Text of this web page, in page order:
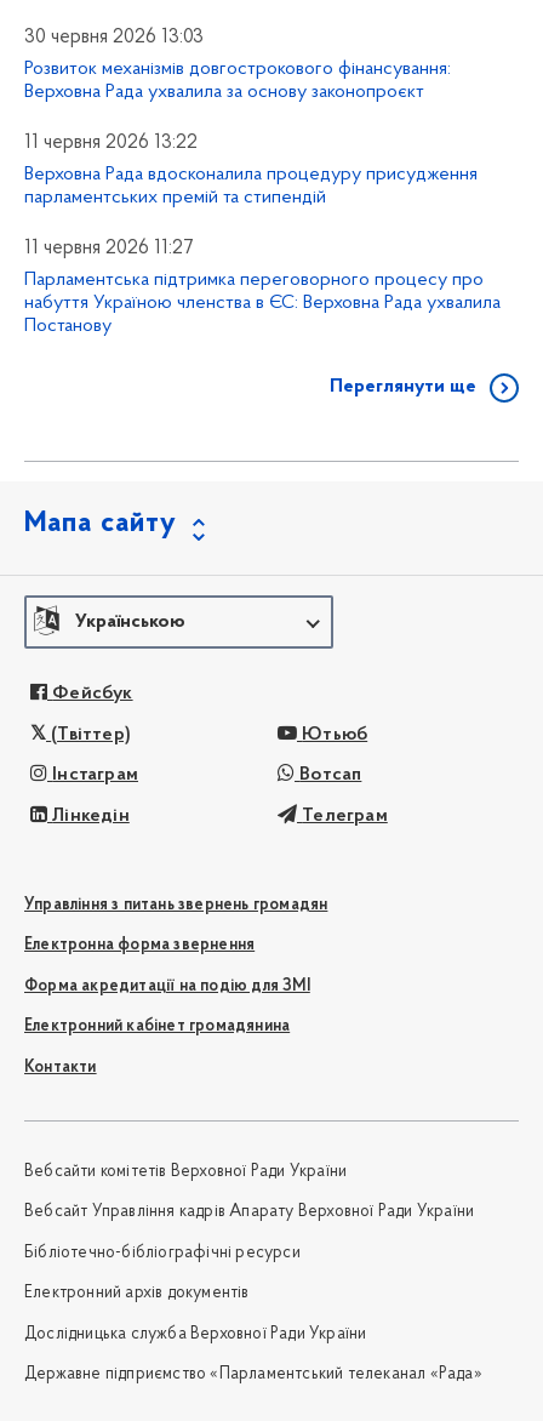
30 червня 2026 13:03
Розвиток механізмів довгострокового фінансування:
Верховна Рада ухвалила за основу законопроєкт
11 червня 2026 13:22
Верховна Рада вдосконалила процедуру присудження
парламентських премій та стипендій
11 червня 2026 11:27
Парламентська підтримка переговорного процесу про
набуття Україною членства в ЄС: Верховна Рада ухвалила
Постанову
Переглянути ще
Мапа сайту
Українською
Фейсбук
(Твіттер) Ютьюб
Інстаграм Вотсап
Лінкедін Телеграм
Управління з питань звернень громадян
Електронна форма звернення
Форма акредитації на подію для ЗМІ
Електронний кабінет громадянина
Контакти
Вебсайти комітетів Верховної Ради України
Вебсайт Управління кадрів Апарату Верховної Ради України
Бібліотечно-бібліографічні ресурси
Електронний архів документів
Дослідницька служба Верховної Ради України
Державне підприємство «Парламентський телеканал «Рада»